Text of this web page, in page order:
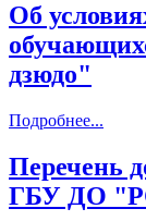
Об
дзюдо"
Подробнее...
Перечень
ГБУ ДО